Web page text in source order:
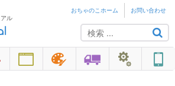
ル
おちゃのこホーム お問い合わせ